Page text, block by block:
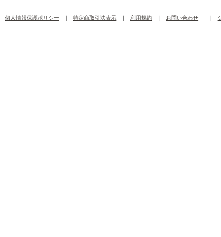
個人情報保護ポリシー ｜ 特定商取引法表示 ｜ 利用規約 ｜ お問い合わせ ｜